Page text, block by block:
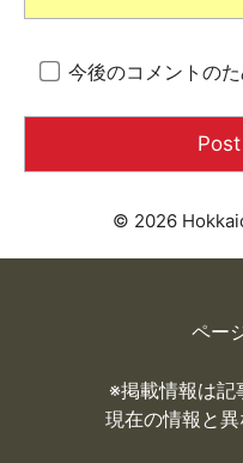
今後のコメントの
© 2026
ペー
※掲載情報は記
現在の情報と異